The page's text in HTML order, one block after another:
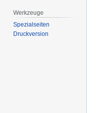
Werkzeuge
Spezialseiten
Druckversion